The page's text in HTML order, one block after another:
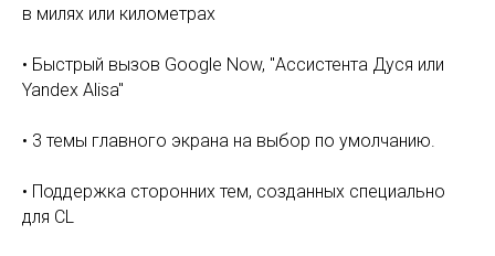
в милях или километрах
• Быстрый вызов Google Now, "Ассистента Дуся или
Yandex Alisa"
• 3 темы главного экрана на выбор по умолчанию.
• Поддержка сторонних тем, созданных специально
для CL